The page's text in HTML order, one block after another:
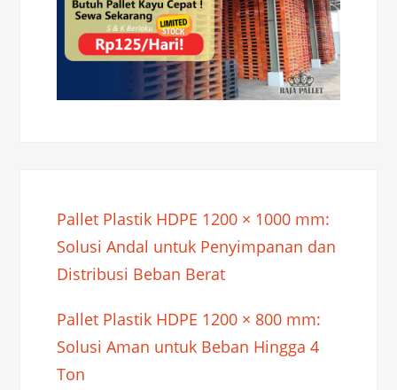
Pallet Plastik HDPE 1200 × 1000 mm:
Solusi Andal untuk Penyimpanan dan
Distribusi Beban Berat
Pallet Plastik HDPE 1200 × 800 mm:
Solusi Aman untuk Beban Hingga 4
Ton